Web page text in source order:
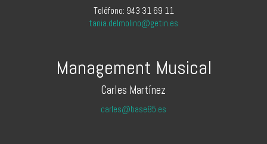
Teléfono: 943 31 69 11
tania.delmolino@getin.es
Management Musical
Carles Martínez
carles@base85.es